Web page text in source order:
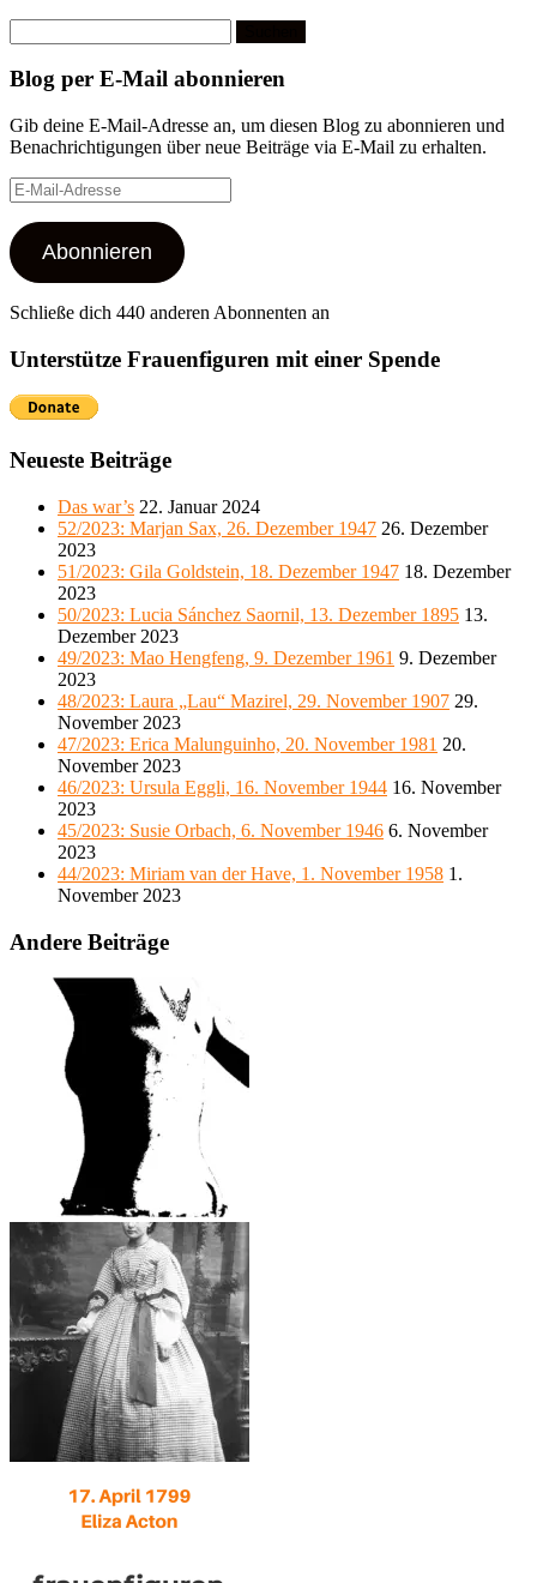
nach:
Blog per E-Mail abonnieren
Gib deine E-Mail-Adresse an, um diesen Blog zu abonnieren und
Benachrichtigungen über neue Beiträge via E-Mail zu erhalten.
E-
Mail-
Adresse
Abonnieren
Schließe dich 440 anderen Abonnenten an
Unterstütze Frauenfiguren mit einer Spende
Neueste Beiträge
Das war’s 22. Januar 2024
52/2023: Marjan Sax, 26. Dezember 1947 26. Dezember
2023
51/2023: Gila Goldstein, 18. Dezember 1947 18. Dezember
2023
50/2023: Lucia Sánchez Saornil, 13. Dezember 1895 13.
Dezember 2023
49/2023: Mao Hengfeng, 9. Dezember 1961 9. Dezember
2023
48/2023: Laura „Lau“ Mazirel, 29. November 1907 29.
November 2023
47/2023: Erica Malunguinho, 20. November 1981 20.
November 2023
46/2023: Ursula Eggli, 16. November 1944 16. November
2023
45/2023: Susie Orbach, 6. November 1946 6. November
2023
44/2023: Miriam van der Have, 1. November 1958 1.
November 2023
Andere Beiträge